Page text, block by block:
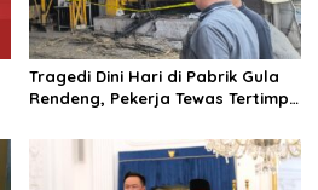
Tragedi Dini Hari di Pabrik Gula
Rendeng, Pekerja Tewas Tertimpa